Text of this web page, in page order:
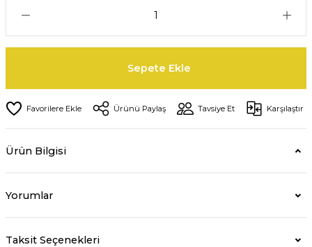
Sepete Ekle
Ürünü Paylaş Tavsiye Et Karşılaştır
Ürün Bilgisi
Yorumlar
Taksit Seçenekleri